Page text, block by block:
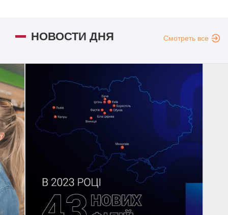
НОВОСТИ ДНЯ Смотреть все